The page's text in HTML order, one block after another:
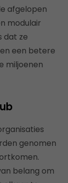
afgelopen
modulair
dat ze
een betere
miljoenen
genomen
belang om